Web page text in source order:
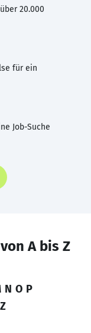
20.000
für ein
Job-Suche
A bis Z
N O P
Z